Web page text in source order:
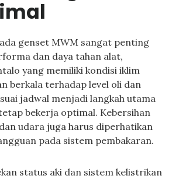
genset MWM sangat penting
dan daya tahan alat,
yang memiliki kondisi iklim
berkala terhadap level oli dan
jadwal menjadi langkah utama
bekerja optimal. Kebersihan
udara juga harus diperhatikan
pada sistem pembakaran.
status aki dan sistem kelistrikan